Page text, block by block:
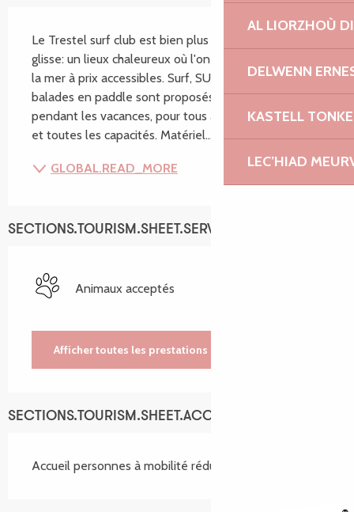
AL LIORZHOÙ
DELWENN
KASTELL
LEC’HIAD
SECTIONS.TOURISM.SHEET.DESCRIPTION
Le Trestel surf club est bien plus qu'une école de
glisse: un lieux chaleureux où l'on partage le plaisir de
la mer à prix accessibles. Surf, SUP surf, bodyboard et
balades en paddle sont proposés toute l'année et
pendant les vacances, pour tous âges, tous niveaux
et toutes les capacités. Matériel...
GLOBAL.READ_MORE
SECTIONS.TOURISM.SHEET.SERVICES
Animaux acceptés
Afficher toutes les prestations
SECTIONS.TOURISM.SHEET.ACCESSIBILITY_SERVICES
Accueil personnes à mobilité réduite